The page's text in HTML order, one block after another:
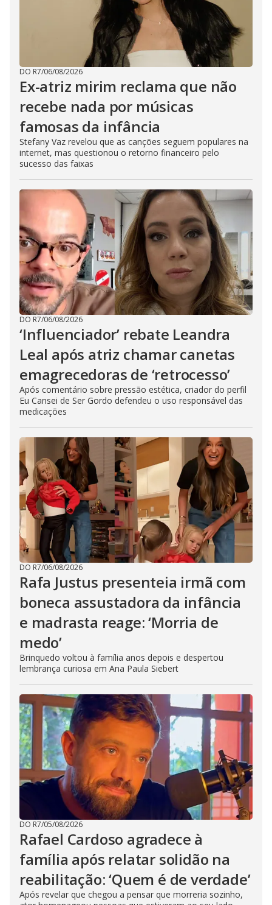
DO R7/06/08/2026
Ex-atriz mirim reclama que não
recebe nada por músicas
famosas da infância
Stefany Vaz revelou que as canções seguem populares na
internet, mas questionou o retorno financeiro pelo
sucesso das faixas
DO R7/06/08/2026
‘Influenciador’ rebate Leandra
Leal após atriz chamar canetas
emagrecedoras de ‘retrocesso’
Após comentário sobre pressão estética, criador do perfil
Eu Cansei de Ser Gordo defendeu o uso responsável das
medicações
DO R7/06/08/2026
Rafa Justus presenteia irmã com
boneca assustadora da infância
e madrasta reage: ‘Morria de
medo’
Brinquedo voltou à família anos depois e despertou
lembrança curiosa em Ana Paula Siebert
DO R7/05/08/2026
Rafael Cardoso agradece à
família após relatar solidão na
reabilitação: ‘Quem é de verdade’
Após revelar que chegou a pensar que morreria sozinho,